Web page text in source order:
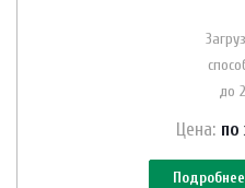
до
Цена: по
Подробнее